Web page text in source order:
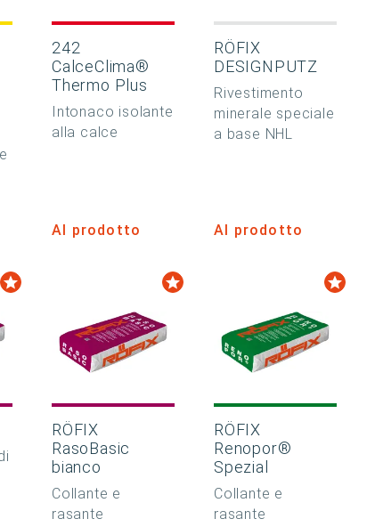
242
CalceClima®
Thermo Plus
Intonaco isolante
alla calce
Al prodotto
RÖFIX
DESIGNPUTZ
Rivestimento
minerale speciale
a base NHL
Al prodotto
RÖFIX
RasoBasic
bianco
Collante e
rasante
RÖFIX
Renopor®
Spezial
Collante e
rasante